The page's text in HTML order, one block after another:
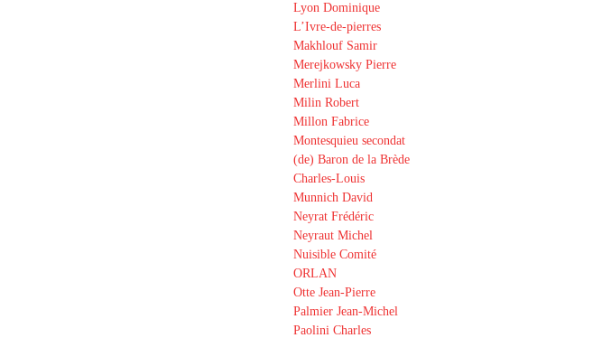
Lyon Dominique
L’Ivre-de-pierres
Makhlouf Samir
Merejkowsky Pierre
Merlini Luca
Milin Robert
Millon Fabrice
Montesquieu secondat
(de) Baron de la Brède
Charles-Louis
Munnich David
Neyrat Frédéric
Neyraut Michel
Nuisible Comité
ORLAN
Otte Jean-Pierre
Palmier Jean-Michel
Paolini Charles